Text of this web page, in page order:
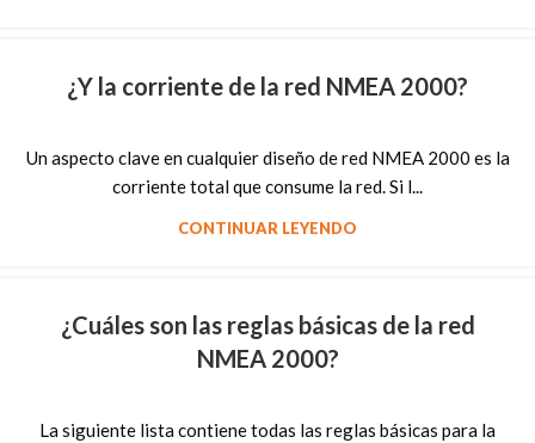
¿Y la corriente de la red NMEA 2000?
Un aspecto clave en cualquier diseño de red NMEA 2000 es la
corriente total que consume la red. Si l...
CONTINUAR LEYENDO
¿Cuáles son las reglas básicas de la red
NMEA 2000?
La siguiente lista contiene todas las reglas básicas para la